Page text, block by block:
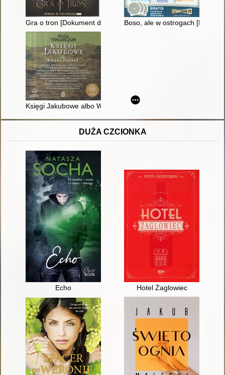
Gra o tron [Dokument dźwiękowy]Boso, ale w ostrogach
Księgi Jakubowe albo Wielka podróż przez siedem granic,
DUŻA CZCIONKA
Echo Hotel Żaglowiec